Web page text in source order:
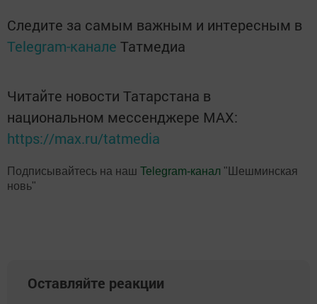
Следите за самым важным и интересным в
Telegram-канале Татмедиа
Читайте новости Татарстана в
национальном мессенджере MАХ:
https://max.ru/tatmedia
Подписывайтесь на наш Telegram-канал "Шешминская
новь"
Оставляйте реакции